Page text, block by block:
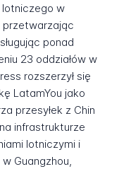
w
przetwarzając
ponad
23 oddziałów w
rozszerzył się
LatamYou jako
przesyłek z Chin
infrastrukturze
lotniczymi i
Guangzhou,